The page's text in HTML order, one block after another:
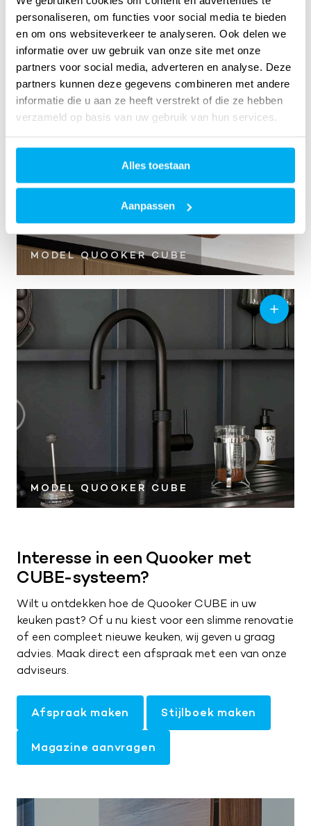
personaliseren, om functies voor social media te bieden
en om ons websiteverkeer te analyseren. Ook delen we
informatie over uw gebruik van onze site met onze
partners voor social media, adverteren en analyse. Deze
partners kunnen deze gegevens combineren met andere
informatie die u aan ze heeft verstrekt of die ze hebben
verzameld op basis van uw gebruik van hun services.
Alles toestaan
Aanpassen
MODEL QUOOKER CUBE
MODEL QUOOKER CUBE
Interesse in een Quooker met
CUBE-systeem?
Wilt u ontdekken hoe de Quooker CUBE in uw
keuken past? Of u nu kiest voor een slimme renovatie
of een compleet nieuwe keuken, wij geven u graag
advies. Maak direct een afspraak met een van onze
adviseurs.
Afspraak maken Stijlboek maken
Magazine aanvragen